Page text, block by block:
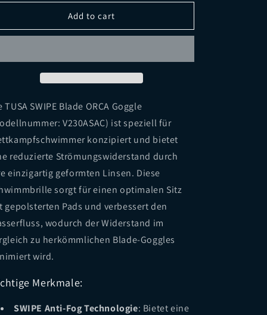
for
SWIPE
for
TUSA
SWIPE
Add to cart
TUSA SWIPE Blade ORCA Goggle
V230ASAC) ist speziell für
konzipiert und bietet
reduzierte Strömungswiderstand durch
einzigartig geformten Linsen. Diese
sorgt für einen optimalen Sitz
gepolsterten Pads und verbessert den
wodurch der Widerstand im
zu herkömmlichen Blade-Goggles
wird.
Merkmale:
SWIPE Anti-Fog Technologie: Bietet eine